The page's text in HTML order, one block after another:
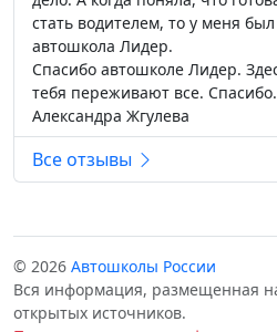
стать водителем, то у меня
автошкола Лидер.
Спасибо автошколе Лидер.
тебя переживают все.
Александра Жгулева
Все отзывы
© 2026 Автошколы России
Вся информация, размещенная
открытых источников.